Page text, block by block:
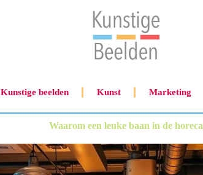
Kunstige beelden Kunst Marketing
Waarom een leuke baan in de horeca